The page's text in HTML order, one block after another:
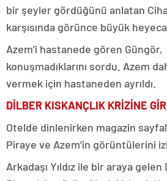
bir şeyler gördüğünü anlatan
karşısında görünce büyük
Azem’i hastanede gören
konuşmadıklarını sordu. Azem
vermek için hastaneden ayrıldı.
DİLBER KISKANÇLIK KRİZİNE
Otelde dinlenirken magazin
Piraye ve Azem’in görüntülerini
Arkadaşı Yıldız ile bir araya